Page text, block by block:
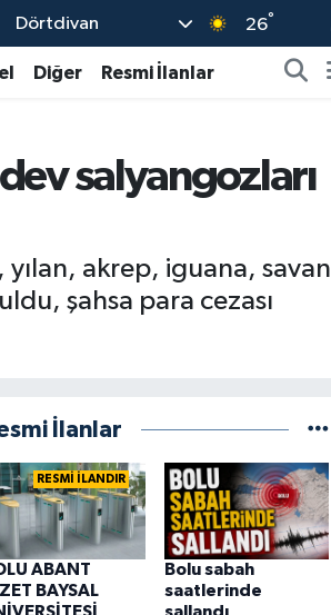
Dörtdivan 26°
Diğer Resmi İlanlar
salyangozları
akrep, iguana, savan
şahsa para cezası
İlanlar
RESMİ İLANDIR
ABANT
BAYSAL
Bolu sabah
saatlerinde
sallandı